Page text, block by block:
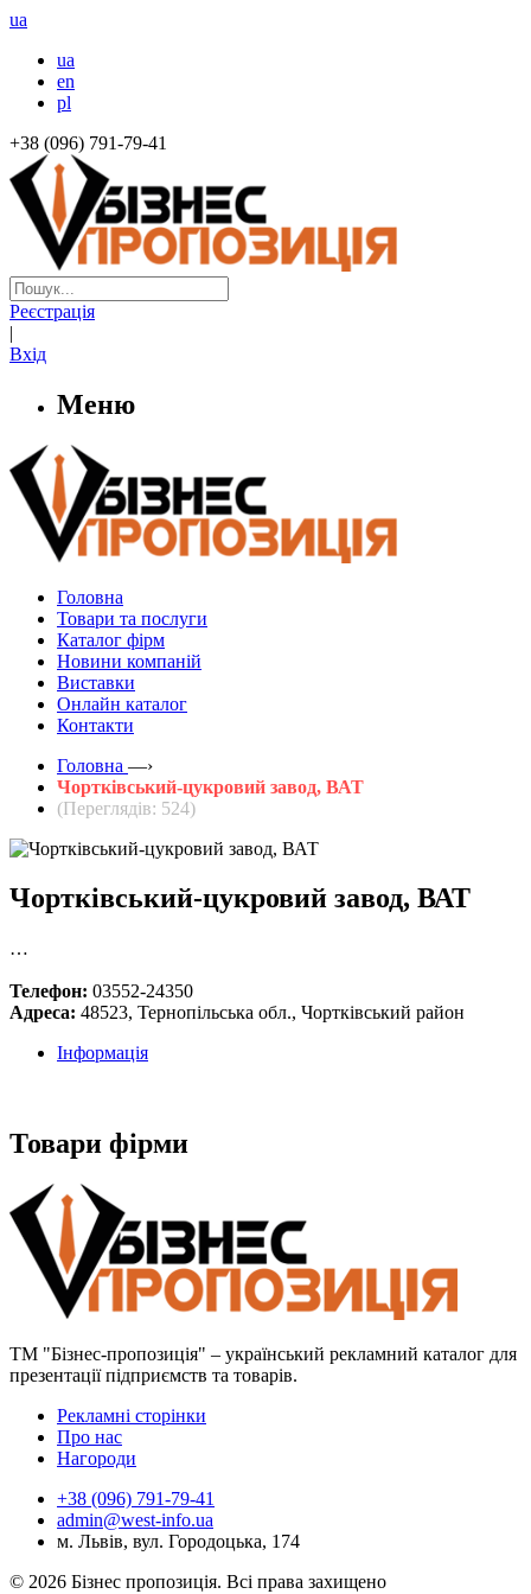
ua
ua
en
pl
+38 (096) 791-79-41
Реєстрація
|
Вхід
Меню
Головна
Товари та послуги
Каталог фірм
Новини компаній
Виставки
Онлайн каталог
Контакти
Головна —›
Чортківський-цукровий завод, ВАТ
(Переглядів: 524)
Чортківський-цукровий завод, ВАТ
…
Телефон: 03552-24350
Адреса: 48523, Тернопільська обл., Чортківський район
Інформація
Товари фірми
ТМ "Бізнес-пропозиція" – український рекламний каталог для
презентації підприємств та товарів.
Рекламні сторінки
Про нас
Нагороди
+38 (096) 791-79-41
admin@west-info.ua
м. Львів, вул. Городоцька, 174
© 2026 Бізнес пропозиція. Всі права захищено